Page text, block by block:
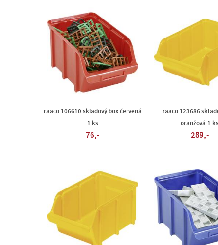
raaco 106610 skladový box červená
1 ks
76,-
raaco 123686
oranžová 1 ks
289,-